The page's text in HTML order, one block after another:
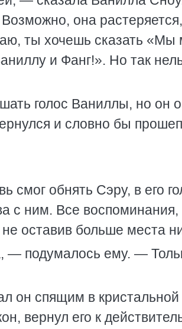
она
ты хочешь сказать «Мы
и Фанг!». Но так
голос Ваниллы, но он
и словно бы
смог обнять Сэру, в его
с ним. Все
оставив больше места
— подумалось ему. —
спящим в кристальной
вернул его к